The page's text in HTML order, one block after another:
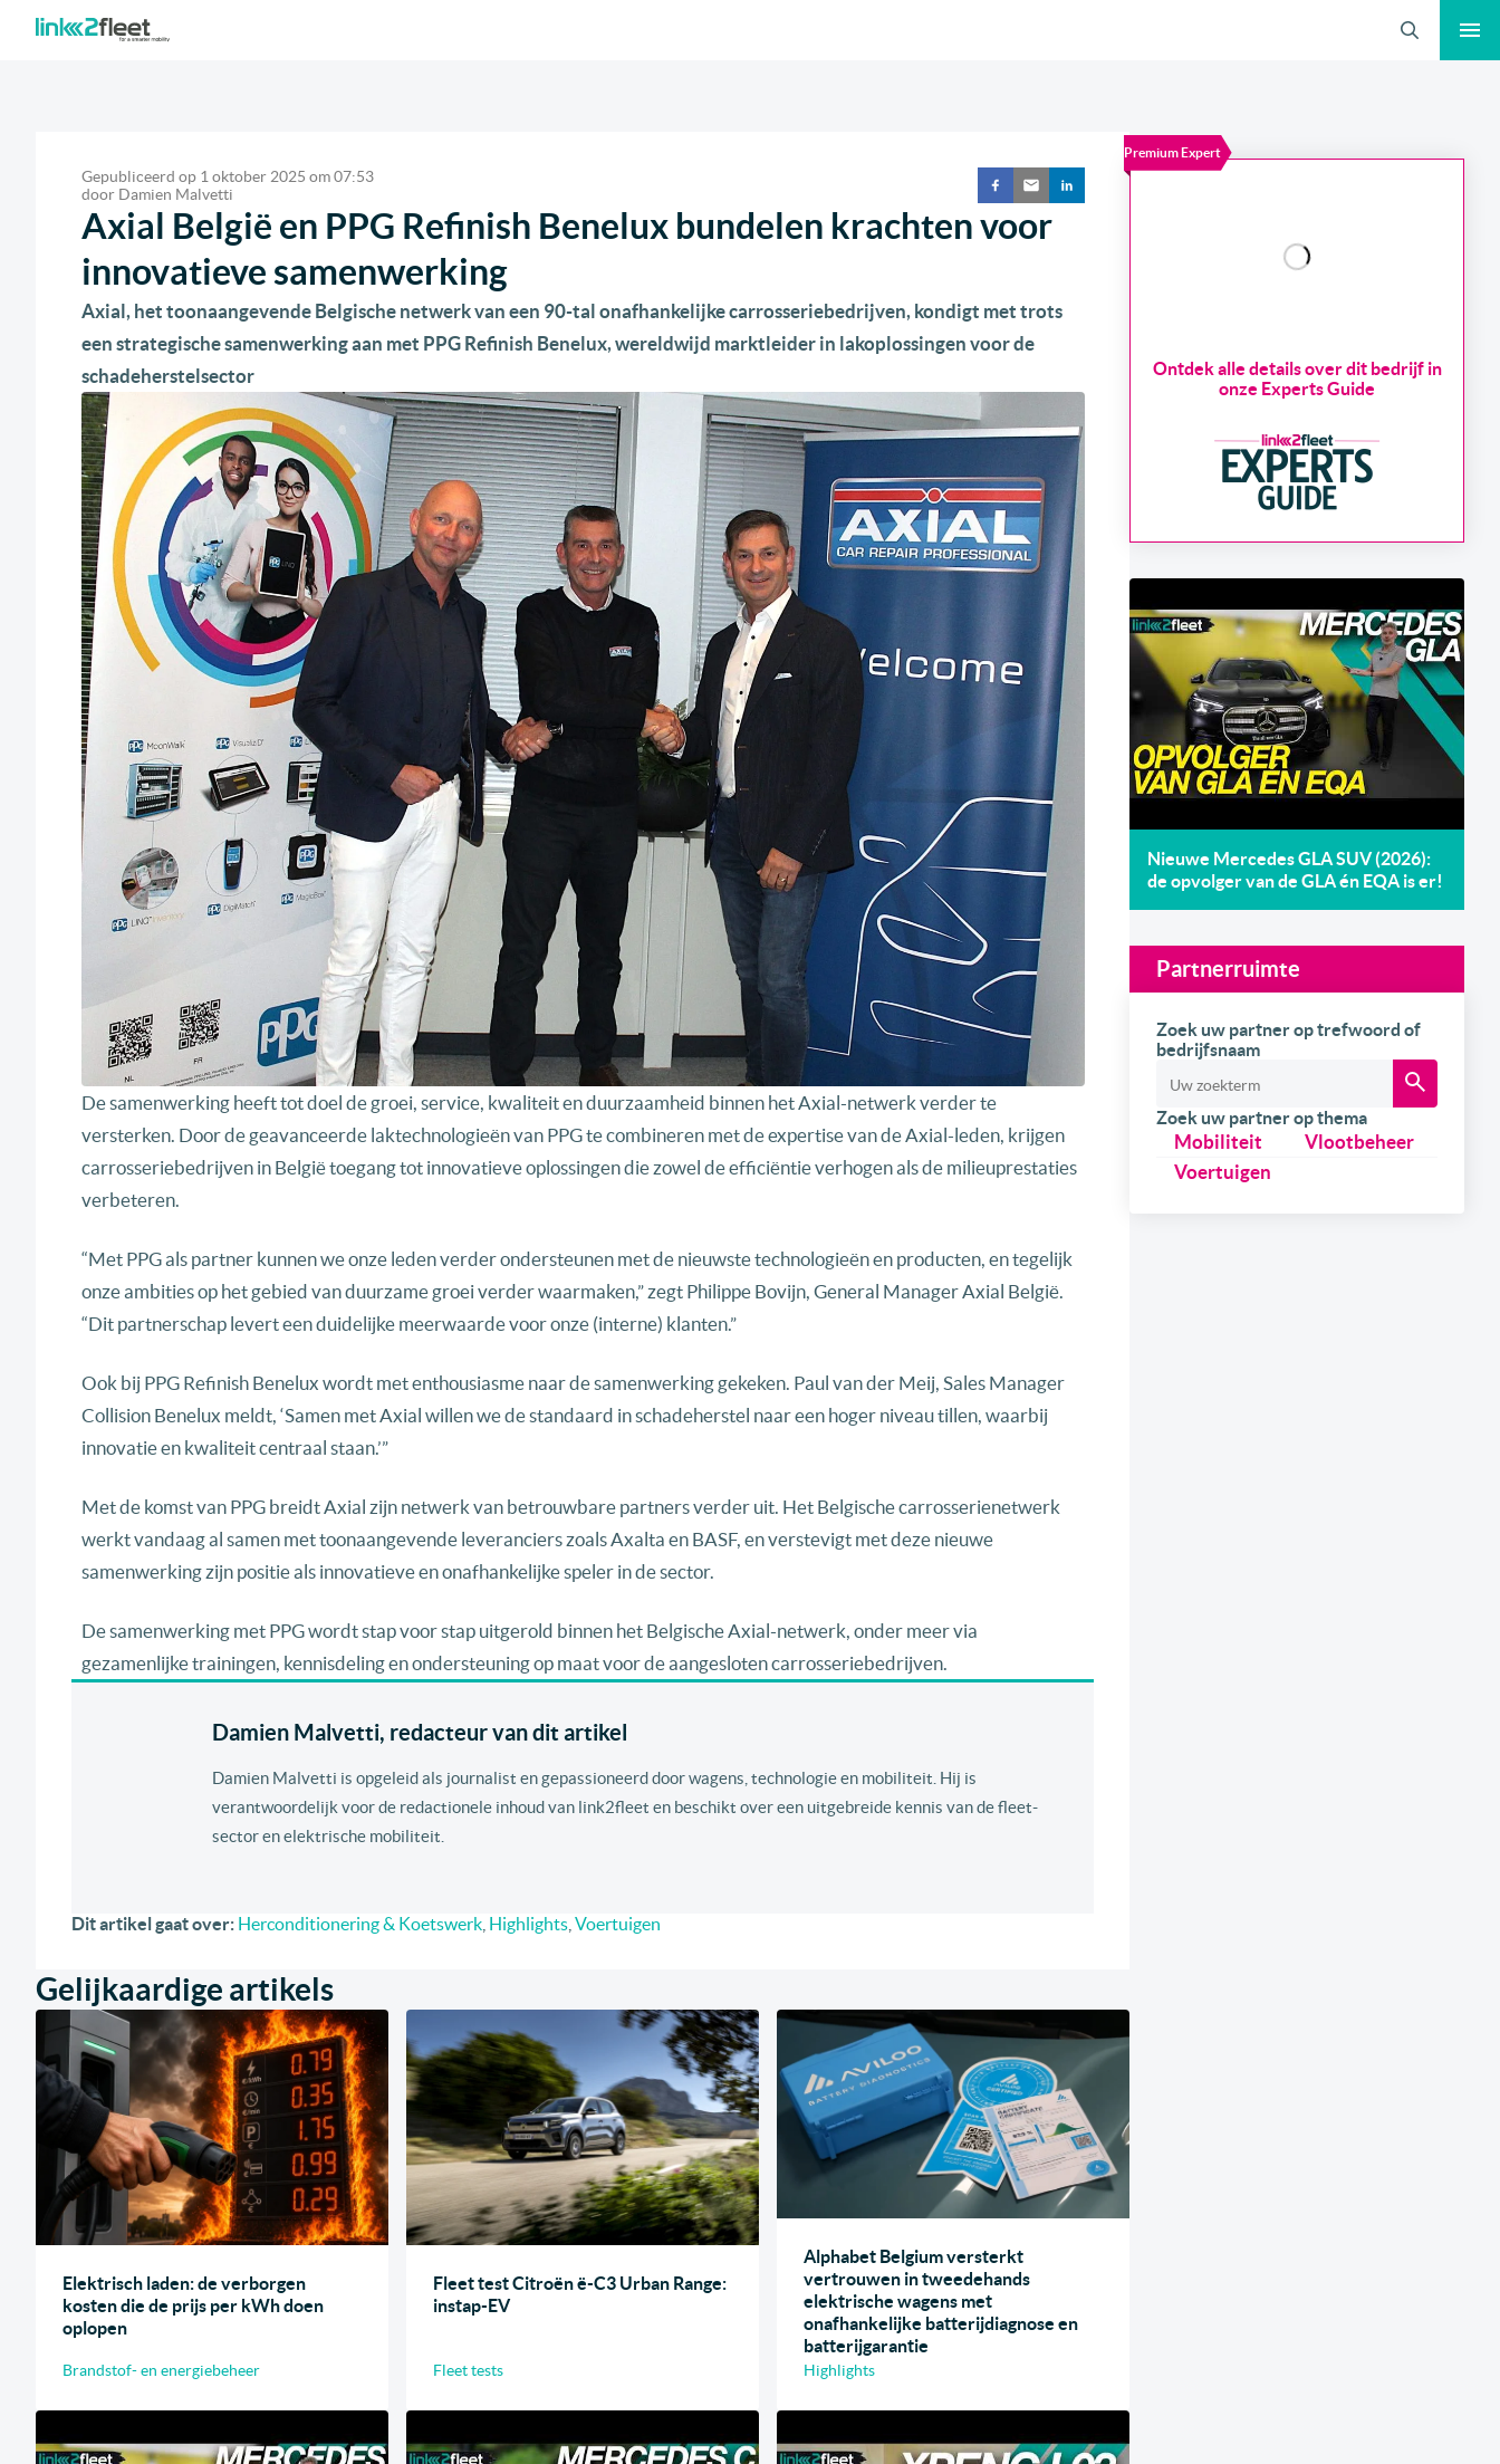
Gepubliceerd op 1 oktober 2025 om 07:53
door Damien Malvetti
Axial België en PPG Refinish Benelux bundelen krachten voor
innovatieve samenwerking
Axial, het toonaangevende Belgische netwerk van een 90-tal onafhankelijke carrosseriebedrijven, kondigt met trots
een strategische samenwerking aan met PPG Refinish Benelux, wereldwijd marktleider in lakoplossingen voor de
schadeherstelsector
De samenwerking heeft tot doel de groei, service, kwaliteit en duurzaamheid binnen het Axial-netwerk verder te
versterken. Door de geavanceerde laktechnologieën van PPG te combineren met de expertise van de Axial-leden, krijgen
carrosseriebedrijven in België toegang tot innovatieve oplossingen die zowel de efficiëntie verhogen als de milieuprestaties
verbeteren.
“Met PPG als partner kunnen we onze leden verder ondersteunen met de nieuwste technologieën en producten, en tegelijk
onze ambities op het gebied van duurzame groei verder waarmaken,” zegt Philippe Bovijn, General Manager Axial België.
“Dit partnerschap levert een duidelijke meerwaarde voor onze (interne) klanten.”
Ook bij PPG Refinish Benelux wordt met enthousiasme naar de samenwerking gekeken. Paul van der Meij, Sales Manager
Collision Benelux meldt, ‘Samen met Axial willen we de standaard in schadeherstel naar een hoger niveau tillen, waarbij
innovatie en kwaliteit centraal staan.’”
Met de komst van PPG breidt Axial zijn netwerk van betrouwbare partners verder uit. Het Belgische carrosserienetwerk
werkt vandaag al samen met toonaangevende leveranciers zoals Axalta en BASF, en verstevigt met deze nieuwe
samenwerking zijn positie als innovatieve en onafhankelijke speler in de sector.
De samenwerking met PPG wordt stap voor stap uitgerold binnen het Belgische Axial-netwerk, onder meer via
gezamenlijke trainingen, kennisdeling en ondersteuning op maat voor de aangesloten carrosseriebedrijven.
Damien Malvetti, redacteur van dit artikel
Damien Malvetti is opgeleid als journalist en gepassioneerd door wagens, technologie en mobiliteit. Hij is
verantwoordelijk voor de redactionele inhoud van link2fleet en beschikt over een uitgebreide kennis van de fleet-
sector en elektrische mobiliteit.
Dit artikel gaat over: Herconditionering & Koetswerk Highlights Voertuigen
Gelijkaardige artikels
Elektrisch laden: de verborgen
kosten die de prijs per kWh doen
oplopen
Brandstof- en energiebeheer
Fleet test Citroën ë-C3 Urban Range:
instap-EV
Fleet tests
Alphabet Belgium versterkt
vertrouwen in tweedehands
elektrische wagens met
onafhankelijke batterijdiagnose en
batterijgarantie
Highlights
Premium Expert
Ontdek alle details over dit bedrijf in
onze Experts Guide
Nieuwe Mercedes GLA SUV (2026):
de opvolger van de GLA én EQA is er!
Partnerruimte
Zoek uw partner op trefwoord of
bedrijfsnaam
Zoek uw partner op thema
Mobiliteit
Vlootbeheer
Voertuigen